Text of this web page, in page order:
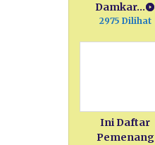
Damkar…
2975 Dilihat
Ini Daftar
Pemenang